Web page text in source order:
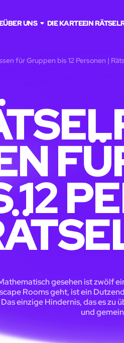
ÜBER UNS DIE KARTEEIN
für Gruppen bis 12 Personen |
12
gesehen ist zwölf
Rooms geht, ist ein
Das einzige Hindernis, das es zu
und